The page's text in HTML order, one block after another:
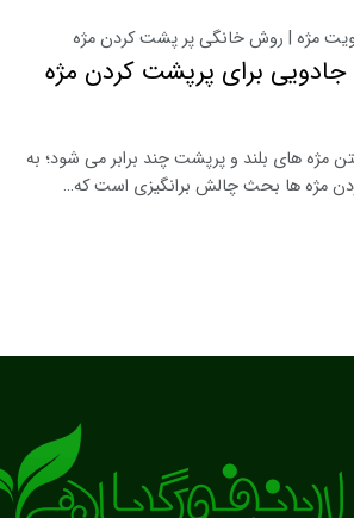
مژه | روش خانگی پر پشت کردن مژه
جادویی برای پرپشت کردن مژه
مژه های بلند و پرپشت چند برابر می شود؛ به
مژه ها بحث چالش برانگیزی است که…